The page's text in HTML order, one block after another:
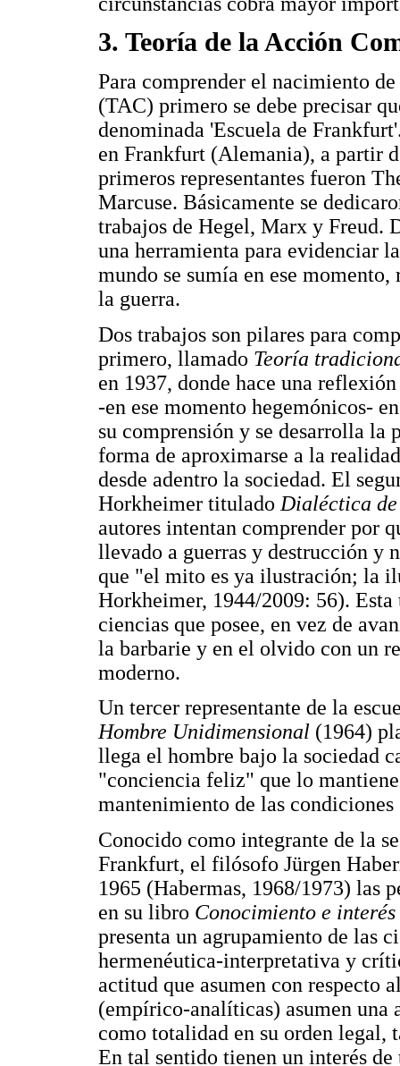
3. Teoría de la Acción
Para comprender el nacimiento
(TAC) primero se debe precisar
denominada 'Escuela de
en Frankfurt (Alemania), a partir
primeros representantes fueron
Marcuse. Básicamente se
trabajos de Hegel, Marx y Freud.
una herramienta para evidenciar
mundo se sumía en ese
la guerra.
Dos trabajos son pilares para
primero, llamado Teoría
en 1937, donde hace una
-en ese momento hegemónicos-
su comprensión y se desarrolla la
forma de aproximarse a la
desde adentro la sociedad. El
Horkheimer titulado Dialéctica
autores intentan comprender por
llevado a guerras y destrucción y
que "el mito es ya ilustración; la
Horkheimer, 1944/2009: 56).
ciencias que posee, en vez de
la barbarie y en el olvido con un
moderno.
Un tercer representante de la
Hombre Unidimensional (1964)
llega el hombre bajo la sociedad
"conciencia feliz" que lo
mantenimiento de las condiciones
Conocido como integrante de la
Frankfurt, el filósofo Jürgen
1965 (Habermas, 1968/1973) las
en su libro Conocimiento e interés
presenta un agrupamiento de las
hermenéutica-interpretativa y
actitud que asumen con respecto
(empírico-analíticas) asumen
como totalidad en su orden legal,
En tal sentido tienen un interés